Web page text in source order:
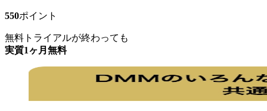
550ポイント
無料トライアルが終わっても
実質1ヶ月無料